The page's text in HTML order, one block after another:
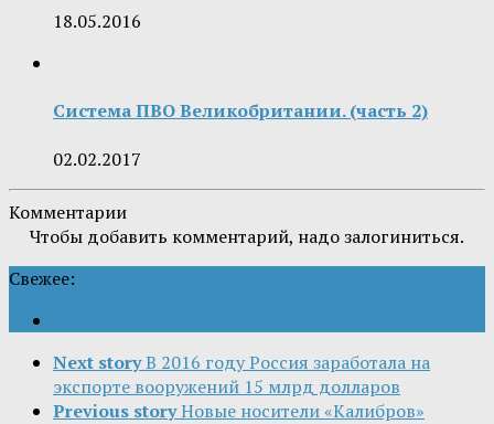
18.05.2016
Система ПВО Великобритании. (часть 2)
02.02.2017
Комментарии
Чтобы добавить комментарий, надо залогиниться.
Свежее:
Next storyВ 2016 году Россия заработала на
экспорте вооружений 15 млрд долларов
Previous storyНовые носители «Калибров»